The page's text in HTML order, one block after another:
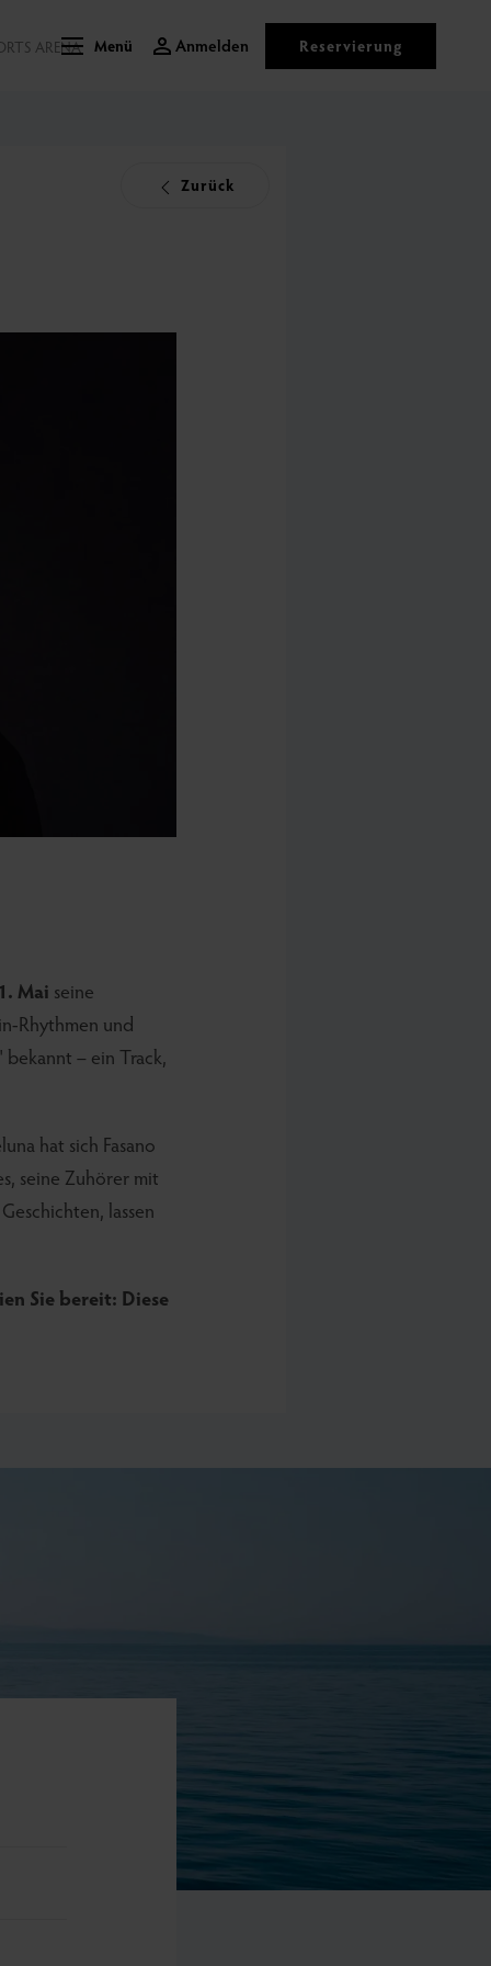
ARENA Reservierung
Anmelden
Menü
Zurück
Mai seine
Rhythmen und
– ein Track,
hat sich Fasano
seine Zuhörer mit
lassen
Sie bereit: Diese